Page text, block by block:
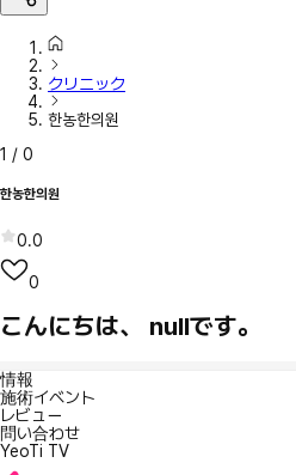
クリニック
한농한의원
1 / 0
한농한의원
0.0
0
こんにちは、 nullです。
情報
施術イベント
レビュー
問い合わせ
YeoTi TV